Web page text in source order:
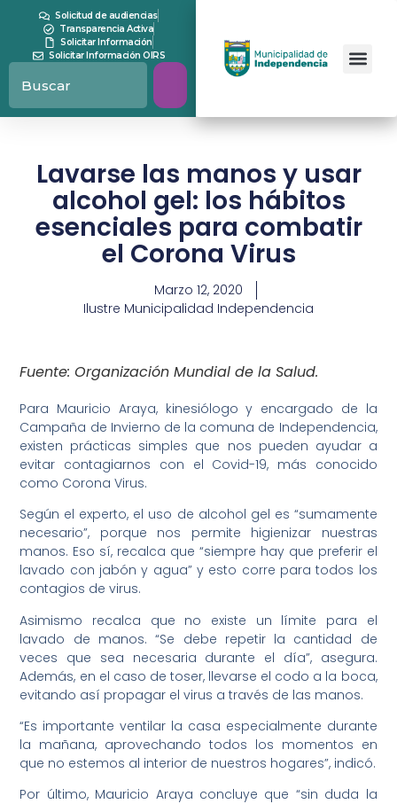
Solicitud de audiencias
Transparencia Activa
Solicitar Información
Solicitar Información OIRS
Lavarse las manos y usar
alcohol gel: los hábitos
esenciales para combatir
el Corona Virus
Marzo 12, 2020
Ilustre Municipalidad Independencia
Fuente: Organización Mundial de la Salud.
Para Mauricio Araya, kinesiólogo y encargado de la
Campaña de Invierno de la comuna de Independencia,
existen prácticas simples que nos pueden ayudar a
evitar contagiarnos con el Covid-19, más conocido
como Corona Virus.
Según el experto, el uso de alcohol gel es “sumamente
necesario”, porque nos permite higienizar nuestras
manos. Eso sí, recalca que “siempre hay que preferir el
lavado con jabón y agua” y esto corre para todos los
contagios de virus.
Asimismo recalca que no existe un límite para el
lavado de manos. “Se debe repetir la cantidad de
veces que sea necesaria durante el día”, asegura.
Además, en el caso de toser, llevarse el codo a la boca,
evitando así propagar el virus a través de las manos.
“Es importante ventilar la casa especialmente durante
la mañana, aprovechando todos los momentos en
que no estemos al interior de nuestros hogares”, indicó.
Por último, Mauricio Araya concluye que “sin duda la